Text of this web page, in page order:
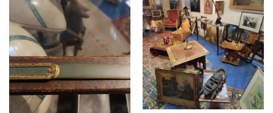
RUPTURE DE STOCK